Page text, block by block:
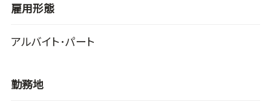
雇用形態
アルバイト･パート
勤務地